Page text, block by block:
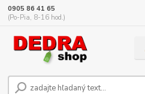
0905 86 41 65
(Po-Pia, 8-16 hod.)